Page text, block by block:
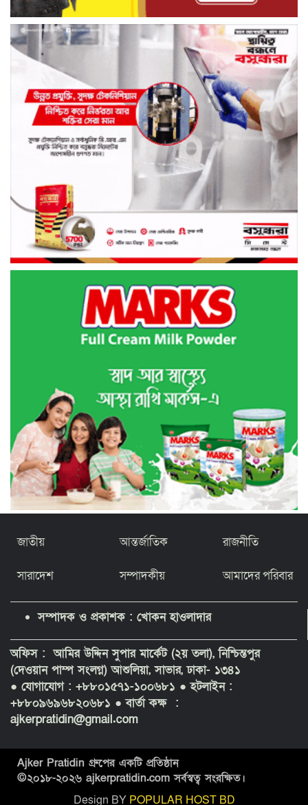
জাতীয় আন্তর্জাতিক রাজনীতি
সারাদেশ সম্পাদকীয় আমাদের পরিবার
সম্পাদক ও প্রকাশক : খোকন হাওলাদার
অফিস : আমির উদ্দিন সুপার মার্কেট (২য় তলা), নিশ্চিন্তপুর
(দেওয়ান পাম্প সংলগ্ন) আশুলিয়া, সাভার, ঢাকা- ১৩৪১
● যোগাযোগ : +৮৮০১৫৭১-১০০৬৮১ ● হটলাইন :
+৮৮০৯৬৯৬৮২০৬৮১ ● বার্তা কক্ষ :
ajkerpratidin@gmail.com
Ajker Pratidin গ্রুপের একটি প্রতিষ্ঠান
©২০১৮-২০২৬ ajkerpratidin.com সর্বস্বত্ব সংরক্ষিত।
Design BY POPULAR HOST BD